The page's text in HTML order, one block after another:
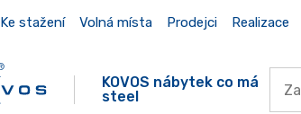
Ke stažení Volná místa Prodejci Realizace
KOVOS nábytek co má
steel